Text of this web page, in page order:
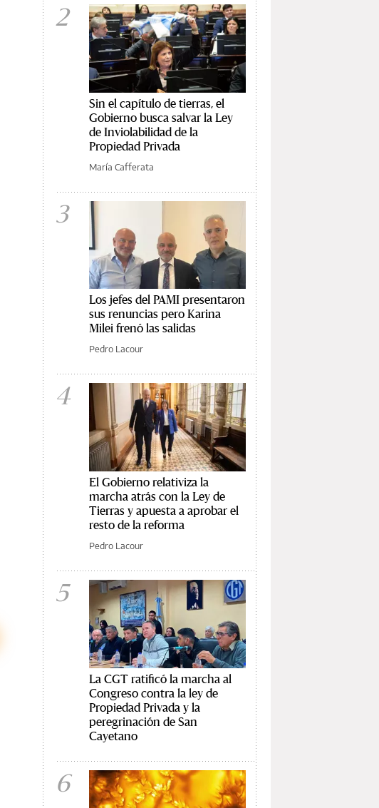
2
Sin el capítulo de tierras, el
Gobierno busca salvar la Ley
de Inviolabilidad de la
Propiedad Privada
María Cafferata
3
Los jefes del PAMI presentaron
sus renuncias pero Karina
Milei frenó las salidas
Pedro Lacour
4
El Gobierno relativiza la
marcha atrás con la Ley de
Tierras y apuesta a aprobar el
resto de la reforma
Pedro Lacour
5
La CGT ratificó la marcha al
Congreso contra la ley de
Propiedad Privada y la
peregrinación de San
Cayetano
6